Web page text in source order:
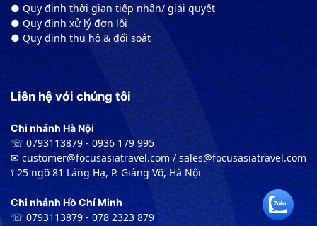
● Quy định thời gian tiếp nhận/ giải quyết
● Quy định xử lý đơn lỗi
● Quy định thu hộ & đối soát
Liên hệ với chúng tôi
Chi nhánh Hà Nội
☏ 0793113879 - 0936 179 995
✉︎ customer@focusasiatravel.com / sales@focusasiatravel.com
⟟ 25 ngõ 81 Láng Hạ, P. Giảng Võ, Hà Nội
Chi nhánh Hồ Chí Minh
☏ 0793113879 - 078 2323 879